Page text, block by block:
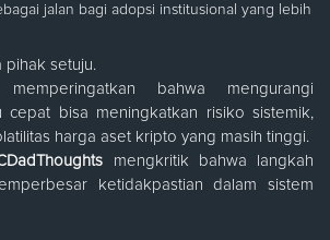
jalan bagi adopsi institusional yang lebih
pihak setuju.
bahwa mengurangi
cepat bisa meningkatkan risiko sistemik,
harga aset kripto yang masih tinggi.
mengkritik bahwa langkah
ketidakpastian dalam sistem